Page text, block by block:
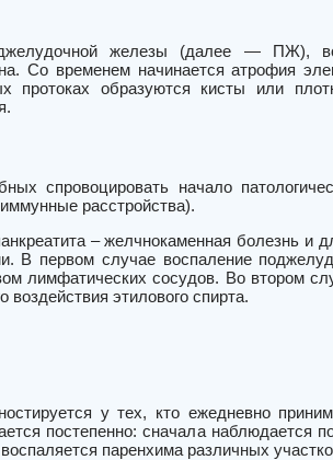
железы (далее — ПЖ),
Со временем начинается атрофия
протоках образуются кисты или
спровоцировать начало
расстройства).
– желчнокаменная болезнь и
В первом случае воспаление
лимфатических сосудов. Во втором
воздействия этилового спирта.
у тех, кто ежедневно
постепенно: сначала наблюдается
паренхима различных